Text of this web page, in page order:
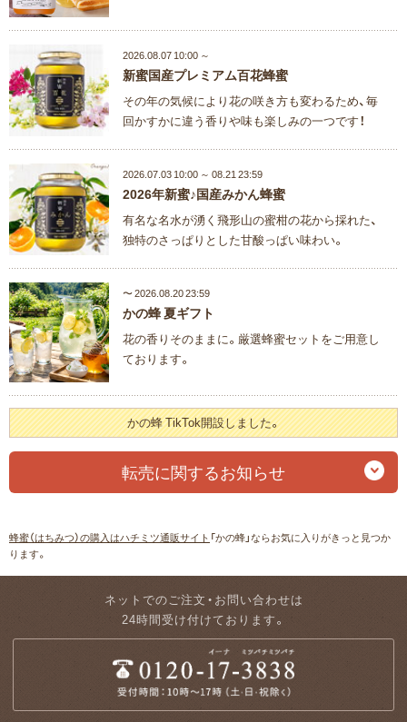
2026.08.07 10:00 ～
新蜜国産プレミアム百花蜂蜜
その年の気候により花の咲き方も変わるため、毎
回かすかに違う香りや味も楽しみの一つです！
2026.07.03 10:00 ～ 08.21 23:59
2026年新蜜♪国産みかん蜂蜜
有名な名水が湧く飛形山の蜜柑の花から採れた、
独特のさっぱりとした甘酸っぱい味わい。
〜 2026.08.20 23:59
かの蜂 夏ギフト
花の香りそのままに。厳選蜂蜜セットをご用意し
ております。
かの蜂 TikTok開設しました。
転売に関するお知らせ
蜂蜜（はちみつ）の購入はハチミツ通販サイト 「かの蜂」ならお気に入りがきっと見つか
ります。
ネットでのご注文・お問い合わせは
24時間受け付けております。